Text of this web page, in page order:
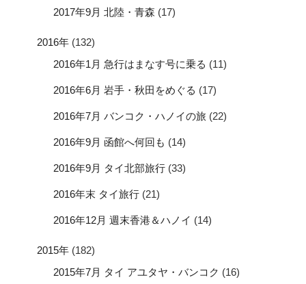
2017年9月 北陸・青森 (17)
2016年 (132)
2016年1月 急行はまなす号に乗る (11)
2016年6月 岩手・秋田をめぐる (17)
2016年7月 バンコク・ハノイの旅 (22)
2016年9月 函館へ何回も (14)
2016年9月 タイ北部旅行 (33)
2016年末 タイ旅行 (21)
2016年12月 週末香港＆ハノイ (14)
2015年 (182)
2015年7月 タイ アユタヤ・バンコク (16)